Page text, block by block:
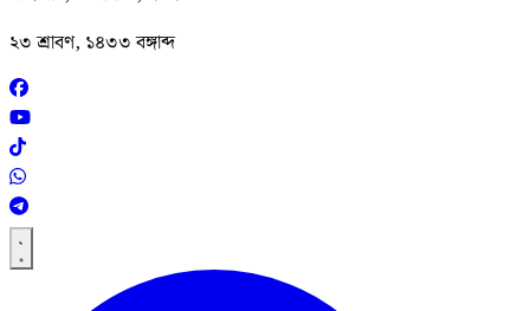
২৩ শ্রাবণ, ১৪৩৩ বঙ্গাব্দ